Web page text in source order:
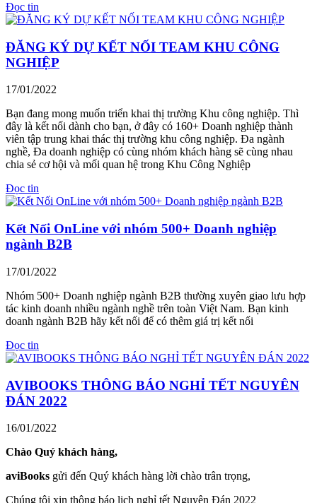
Đọc tin
ĐĂNG KÝ DỰ KẾT NỐI TEAM KHU CÔNG
NGHIỆP
17/01/2022
Bạn đang mong muốn triển khai thị trường Khu công nghiệp. Thì
đây là kết nối dành cho bạn, ở đây có 160+ Doanh nghiệp thành
viên tập trung khai thác thị trường khu công nghiệp. Đa ngành
nghề, Đa doanh nghiệp có cùng nhóm khách hàng sẽ cùng nhau
chia sẻ cơ hội và mối quan hệ trong Khu Công Nghiệp
Đọc tin
Kết Nối OnLine với nhóm 500+ Doanh nghiệp
ngành B2B
17/01/2022
Nhóm 500+ Doanh nghiệp ngành B2B thường xuyên giao lưu hợp
tác kinh doanh nhiều ngành nghề trên toàn Việt Nam. Bạn kinh
doanh ngành B2B hãy kết nối để có thêm giá trị kết nối
Đọc tin
AVIBOOKS THÔNG BÁO NGHỈ TẾT NGUYÊN
ĐÁN 2022
16/01/2022
Chào Quý khách hàng,
aviBooks gửi đến Quý khách hàng lời chào trân trọng,
Chúng tôi xin thông báo lịch nghỉ tết Nguyên Đán 2022